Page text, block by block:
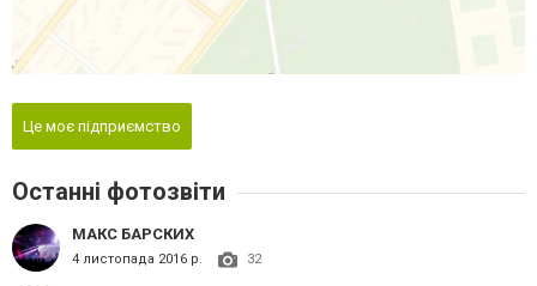
Це моє підприємство
Останні фотозвіти
МАКС БАРСКИХ
4 листопада 2016 р. 32